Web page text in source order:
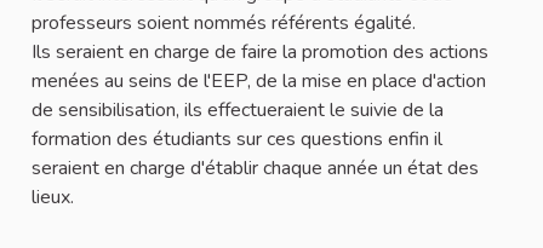
professeurs soient nommés référents égalité.
Ils seraient en charge de faire la promotion des actions
menées au seins de l'EEP, de la mise en place d'action
de sensibilisation, ils effectueraient le suivie de la
formation des étudiants sur ces questions enfin il
seraient en charge d'établir chaque année un état des
lieux.